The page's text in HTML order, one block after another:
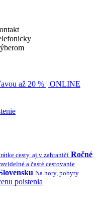
až 20 % | ONLINE
cesty, aj v zahraničí Ročné
a časté cestovanie
Na hory, pobyty
poistenia